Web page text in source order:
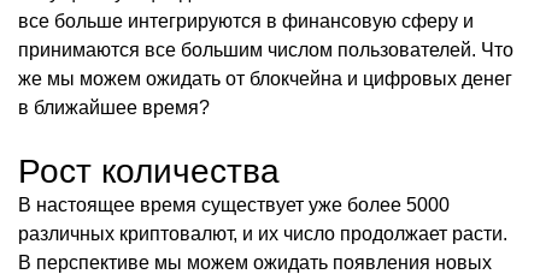
все больше интегрируются в финансовую сферу и
принимаются все большим числом пользователей. Что
же мы можем ожидать от блокчейна и цифровых денег
в ближайшее время?
Рост количества
В настоящее время существует уже более 5000
различных криптовалют, и их число продолжает расти.
В перспективе мы можем ожидать появления новых